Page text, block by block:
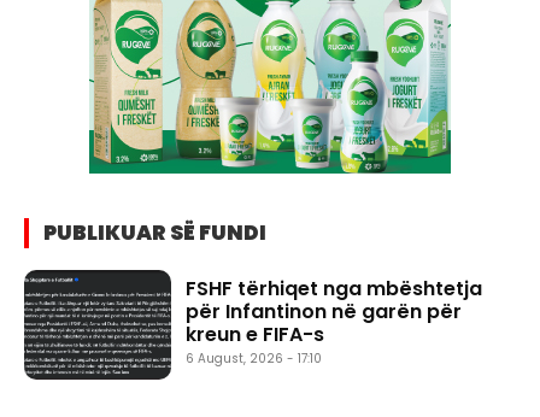
PUBLIKUAR SË FUNDI
FSHF tërhiqet nga mbështetja
për Infantinon në garën për
kreun e FIFA-s
6 August, 2026 - 17:10